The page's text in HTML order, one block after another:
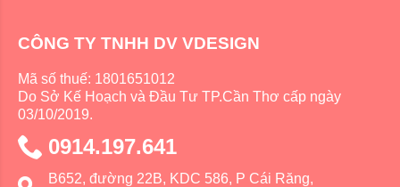
CÔNG TY TNHH DV VDESIGN
Mã số thuế: 1801651012
Do Sở Kế Hoạch và Đầu Tư TP.Cần Thơ cấp ngày
03/10/2019.
0914.197.641
B652, đường 22B, KDC 586, P Cái Răng,